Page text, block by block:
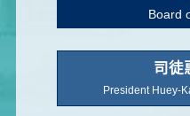
Board
司徒
President Huey-